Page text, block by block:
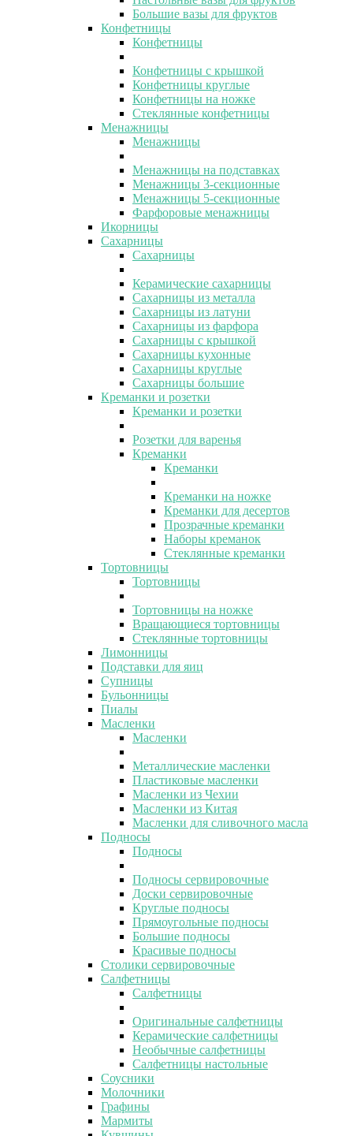
Большие вазы для фруктов
Конфетницы
Конфетницы
Конфетницы с крышкой
Конфетницы круглые
Конфетницы на ножке
Стеклянные конфетницы
Менажницы
Менажницы
Менажницы на подставках
Менажницы 3-секционные
Менажницы 5-секционные
Фарфоровые менажницы
Икорницы
Сахарницы
Сахарницы
Керамические сахарницы
Сахарницы из металла
Сахарницы из латуни
Сахарницы из фарфора
Сахарницы с крышкой
Сахарницы кухонные
Сахарницы круглые
Сахарницы большие
Креманки и розетки
Креманки и розетки
Розетки для варенья
Креманки
Креманки
Креманки на ножке
Креманки для десертов
Прозрачные креманки
Наборы креманок
Стеклянные креманки
Тортовницы
Тортовницы
Тортовницы на ножке
Вращающиеся тортовницы
Стеклянные тортовницы
Лимонницы
Подставки для яиц
Супницы
Бульонницы
Пиалы
Масленки
Масленки
Металлические масленки
Пластиковые масленки
Масленки из Чехии
Масленки из Китая
Масленки для сливочного масла
Подносы
Подносы
Подносы сервировочные
Доски сервировочные
Круглые подносы
Прямоугольные подносы
Большие подносы
Красивые подносы
Столики сервировочные
Салфетницы
Салфетницы
Оригинальные салфетницы
Керамические салфетницы
Необычные салфетницы
Салфетницы настольные
Соусники
Молочники
Графины
Мармиты